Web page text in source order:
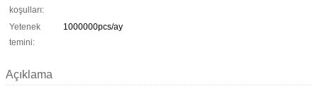
koşulları:
Yetenek
temini:
1000000pcs/ay
Açıklama